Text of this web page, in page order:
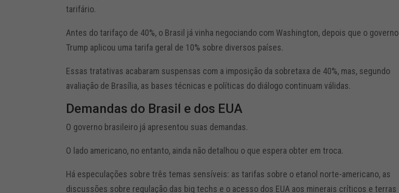
tarifário.
Antes do tarifaço de 40%, o Brasil já vinha negociando com Washington, depois que o governo
Trump aplicou uma tarifa geral de 10% sobre diversos países.
Essas tratativas acabaram suspensas com a imposição da sobretaxa de 40%, mas, segundo
avaliação de Brasília, as bases técnicas e políticas do diálogo continuam válidas.
Demandas do Brasil e dos EUA
O governo brasileiro já apresentou suas demandas.
O lado americano, no entanto, ainda não detalhou o que espera obter em troca.
Há especulações sobre três temas sensíveis: as tarifas sobre o etanol norte-americano, as
discussões sobre regulação das big techs e o acesso dos EUA aos minerais críticos e terras